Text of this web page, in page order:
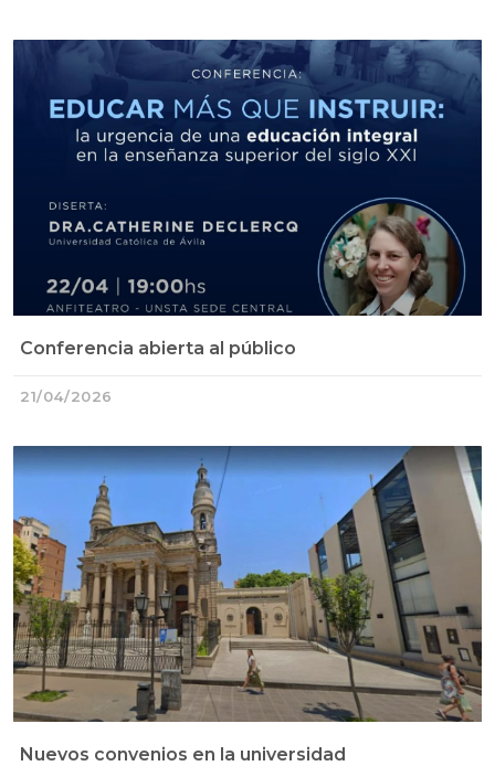
Conferencia abierta al público
21/04/2026
Nuevos convenios en la universidad